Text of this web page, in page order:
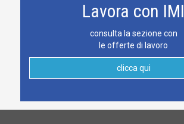
Lavora con IMI
consulta la sezione con
le offerte di lavoro
clicca qui